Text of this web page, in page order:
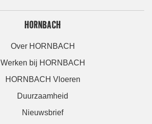
HORNBACH
Over HORNBACH
Werken bij HORNBACH
HORNBACH Vloeren
Duurzaamheid
Nieuwsbrief